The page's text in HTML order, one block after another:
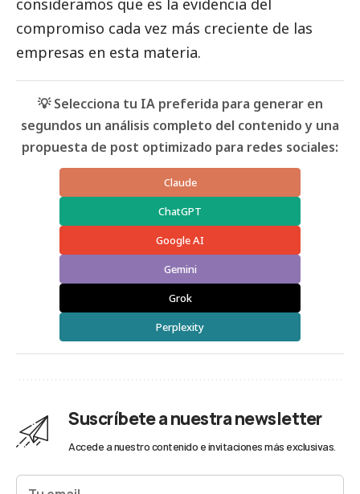
consideramos que es la evidencia del
compromiso cada vez más creciente de las
empresas en esta materia.
💡 Selecciona tu IA preferida para generar en
segundos un análisis completo del contenido y una
propuesta de post optimizado para redes sociales:
Claude
ChatGPT
Google AI
Gemini
Grok
Perplexity
Suscríbete a nuestra newsletter
Accede a nuestro contenido e invitaciones más exclusivas.